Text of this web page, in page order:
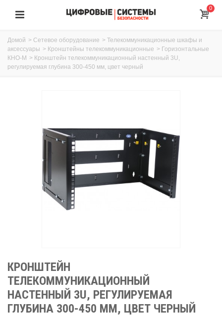
0
Домой > Сетевое оборудование > Телекоммуникационные шкафы и
аксессуары > Кронштейны телекоммуникационные > Горизонтальные
КНО-М > Кронштейн телекоммуникационный настенный 3U,
регулируемая глубина 300-450 мм, цвет черный
КРОНШТЕЙН
ТЕЛЕКОММУНИКАЦИОННЫЙ
НАСТЕННЫЙ 3U, РЕГУЛИРУЕМАЯ
ГЛУБИНА 300-450 ММ, ЦВЕТ ЧЕРНЫЙ